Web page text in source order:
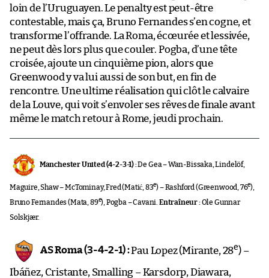
loin de l’Uruguayen. Le penalty est peut-être
contestable, mais ça, Bruno Fernandes s’en cogne, et
transforme l’offrande. La Roma, écœurée et lessivée,
ne peut dès lors plus que couler. Pogba, d’une tête
croisée, ajoute un cinquième pion, alors que
Greenwood y va lui aussi de son but, en fin de
rencontre. Une ultime réalisation qui clôt le calvaire
de la Louve, qui voit s’envoler ses rêves de finale avant
même le match retour à Rome, jeudi prochain.
Manchester United (4-2-3-1) :De Gea – Wan-Bissaka, Lindelöf,
Maguire, Shaw – McTominay, Fred (Matić, 83e) – Rashford (Greenwood, 76e),
Bruno Fernandes (Mata, 89e), Pogba – Cavani. Entraîneur :Ole Gunnar
Solskjær.
AS Roma (3-4-2-1) :Pau Lopez (Mirante, 28e) –
Ibáñez, Cristante, Smalling – Karsdorp, Diawara,